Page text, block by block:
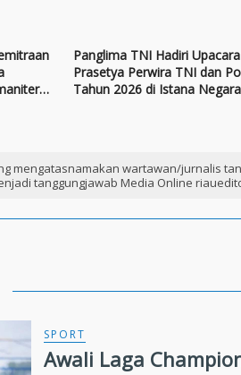
Panglima TNI Hadiri Upacara
Prasetya Perwira TNI dan
Tahun 2026 di Istana Negara
mengatasnamakan wartawan/jurnalis
tanggungjawab Media Online
SPORT
Awali Laga